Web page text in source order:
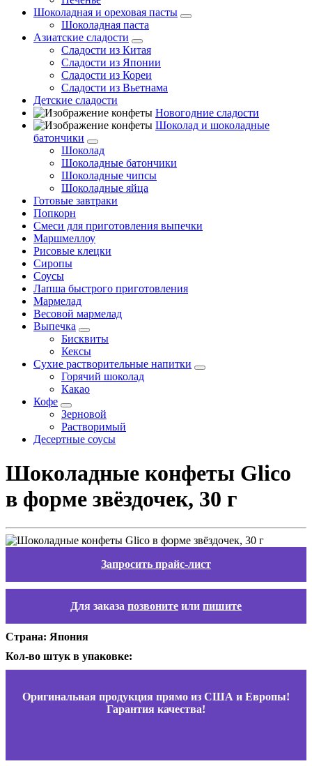
Шоколадная и ореховая пасты
Шоколадная паста
Азиатские сладости
Сладости из Китая
Сладости из Японии
Сладости из Кореи
Сладости из Вьетнама
Детские сладости
Новогодние сладости
Шоколад и шоколадные
батончики
Шоколад
Шоколадные батончики
Шоколадные чипсы
Шоколадные яйца
Готовые завтраки
Попкорн
Смеси для приготовления выпечки
Маршмеллоу
Рисовые клецки
Сиропы
Соусы
Лапша быстрого приготовления
Мармелад
Весовой мармелад
Выпечка
Бисквиты
Кексы
Сухие растворительные напитки
Горячий шоколад
Какао
Кофе
Зерновой
Растворимый
Десертные соусы
Шоколадные конфеты Glico
в форме звёздочек, 30 г
Запросить прайс-лист
Для заказа позвоните или пишите
Страна: Япония
Кол-во штук в упаковке:
Оригинальная продукция прямо из США и Европы!
Гарантия качества!